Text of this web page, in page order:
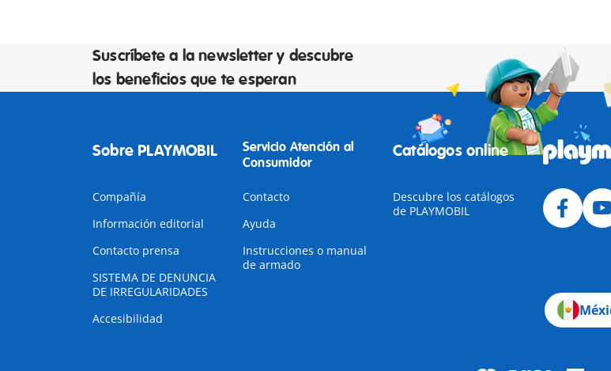
Suscríbete a la newsletter y descubre
los beneficios que te esperan
Sobre PLAYMOBIL
Compañía
Información editorial
Contacto prensa
SISTEMA DE DENUNCIA
DE IRREGULARIDADES
Accesibilidad
Servicio Atención al
Consumidor
Contacto
Ayuda
Instrucciones o manual
de armado
Catálogos online
Descubre los catálogos
de PLAYMOBIL